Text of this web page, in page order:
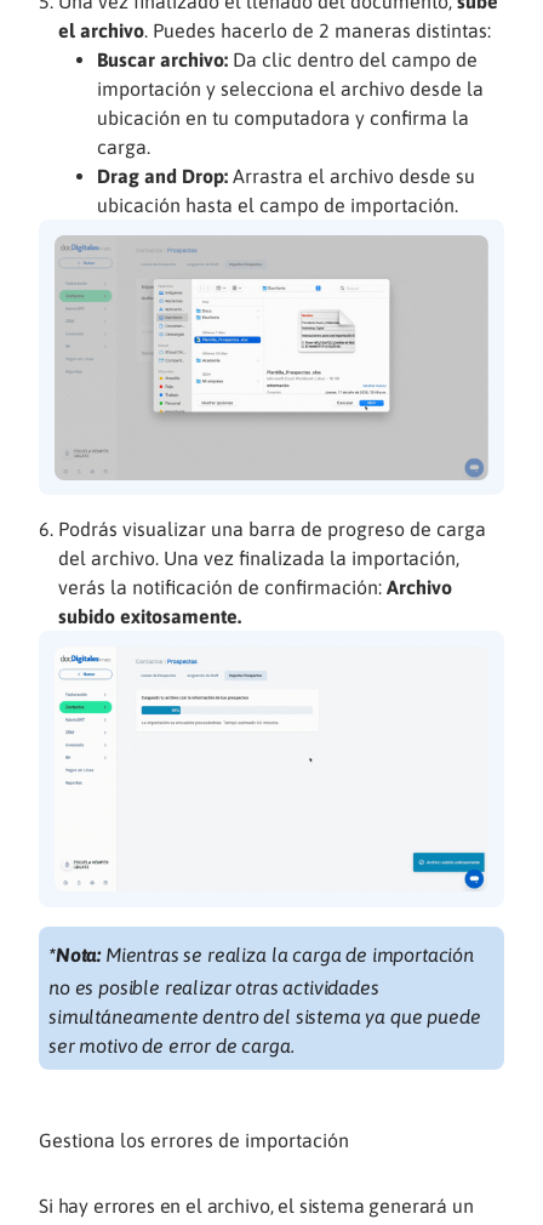
el archivo. Puedes hacerlo de 2 maneras distintas:
Buscar archivo: Da clic dentro del campo de
importación y selecciona el archivo desde la
ubicación en tu computadora y confirma la
carga.
Drag and Drop: Arrastra el archivo desde su
ubicación hasta el campo de importación.
Podrás visualizar una barra de progreso de carga
del archivo. Una vez finalizada la importación,
verás la notificación de confirmación: Archivo
subido exitosamente.
*Nota: Mientras se realiza la carga de importación
no es posible realizar otras actividades
simultáneamente dentro del sistema ya que puede
ser motivo de error de carga.
Gestiona los errores de importación
Si hay errores en el archivo, el sistema generará un